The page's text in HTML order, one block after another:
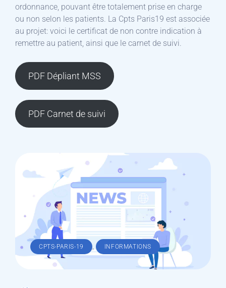
ordonnance, pouvant être totalement prise en charge
ou non selon les patients. La Cpts Paris19 est associée
au projet: voici le certificat de non contre indication à
remettre au patient, ainsi que le carnet de suivi.
PDF Dépliant MSS
PDF Carnet de suivi
CPTS-PARIS-19 , INFORMATIONS